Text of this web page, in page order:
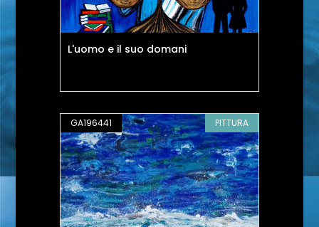
L'uomo e il suo domani
GA196441 PITTURA